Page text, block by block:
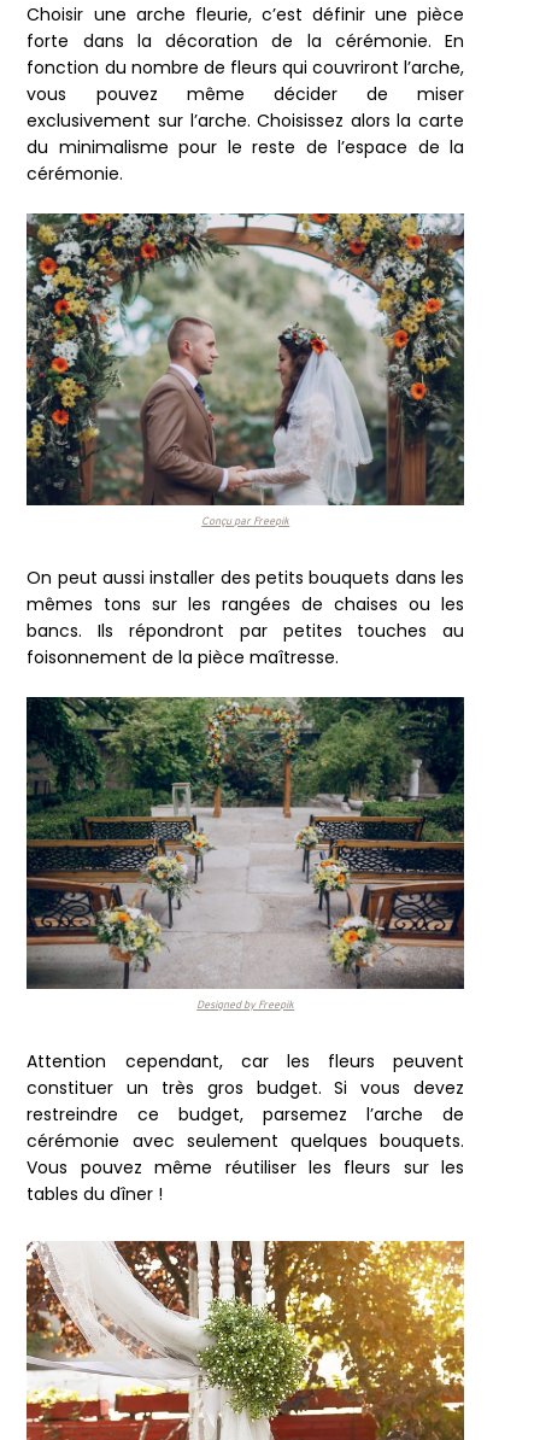
Choisir une arche fleurie, c’est définir une pièce
forte dans la décoration de la cérémonie. En
fonction du nombre de fleurs qui couvriront l’arche,
vous pouvez même décider de miser
exclusivement sur l’arche. Choisissez alors la carte
du minimalisme pour le reste de l’espace de la
cérémonie.
Conçu par Freepik
On peut aussi installer des petits bouquets dans les
mêmes tons sur les rangées de chaises ou les
bancs. Ils répondront par petites touches au
foisonnement de la pièce maîtresse.
Designed by Freepik
Attention cependant, car les fleurs peuvent
constituer un très gros budget. Si vous devez
restreindre ce budget, parsemez l’arche de
cérémonie avec seulement quelques bouquets.
Vous pouvez même réutiliser les fleurs sur les
tables du dîner !